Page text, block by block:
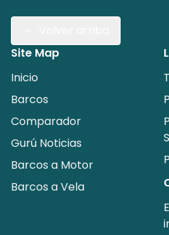
Site Map
Inicio
Barcos
Comparador
Gurú Noticias
Barcos a Motor
Barcos a Vela